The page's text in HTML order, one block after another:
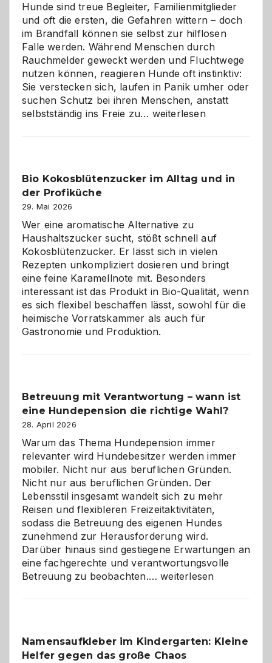
Hunde sind treue Begleiter, Familienmitglieder
und oft die ersten, die Gefahren wittern – doch
im Brandfall können sie selbst zur hilflosen
Falle werden. Während Menschen durch
Rauchmelder geweckt werden und Fluchtwege
nutzen können, reagieren Hunde oft instinktiv:
Sie verstecken sich, laufen in Panik umher oder
suchen Schutz bei ihren Menschen, anstatt
selbstständig ins Freie zu… Wenn
Gefahr
für
Hunde
im
eigenen
Zuhause
weiterlesen
Bio Kokosblütenzucker im Alltag und in
der Profiküche
29. Mai 2026
Wer eine aromatische Alternative zu
Haushaltszucker sucht, stößt schnell auf
Kokosblütenzucker. Er lässt sich in vielen
Rezepten unkompliziert dosieren und bringt
eine feine Karamellnote mit. Besonders
interessant ist das Produkt in Bio-Qualität, wenn
es sich flexibel beschaffen lässt, sowohl für die
heimische Vorratskammer als auch für
Gastronomie und Produktion.
Betreuung mit Verantwortung – wann ist
eine Hundepension die richtige Wahl?
28. April 2026
Warum das Thema Hundepension immer
relevanter wird Hundebesitzer werden immer
mobiler. Nicht nur aus beruflichen Gründen.
Nicht nur aus beruflichen Gründen. Der
Lebensstil insgesamt wandelt sich zu mehr
Reisen und flexibleren Freizeitaktivitäten,
sodass die Betreuung des eigenen Hundes
zunehmend zur Herausforderung wird.
Darüber hinaus sind gestiegene Erwartungen an
eine fachgerechte und verantwortungsvolle
Betreuung zu beobachten.…Betreuung
ist
eine
weiterlesen
Namensaufkleber im Kindergarten: Kleine
Helfer gegen das große Chaos